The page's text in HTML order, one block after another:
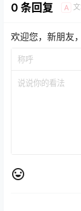
0 条回复 A
欢迎您，新朋友